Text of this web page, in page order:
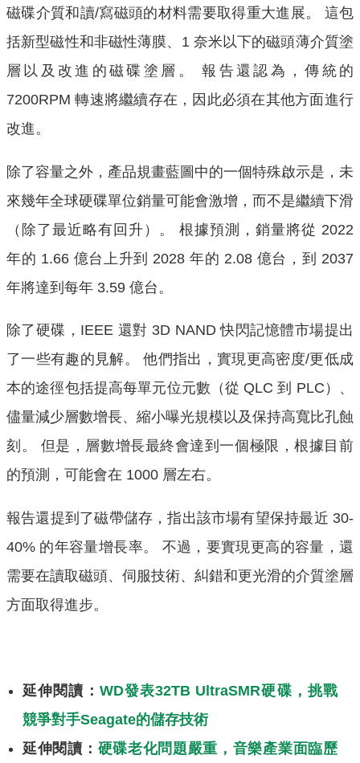
磁碟介質和讀/寫磁頭的材料需要取得重大進展。 這包
括新型磁性和非磁性薄膜、1 奈米以下的磁頭薄介質塗
層以及改進的磁碟塗層。 報告還認為，傳統的
7200RPM 轉速將繼續存在，因此必須在其他方面進行
改進。
除了容量之外，產品規畫藍圖中的一個特殊啟示是，未
來幾年全球硬碟單位銷量可能會激增，而不是繼續下滑
（除了最近略有回升）。 根據預測，銷量將從 2022
年的 1.66 億台上升到 2028 年的 2.08 億台，到 2037
年將達到每年 3.59 億台。
除了硬碟，IEEE 還對 3D NAND 快閃記憶體市場提出
了一些有趣的見解。 他們指出，實現更高密度/更低成
本的途徑包括提高每單元位元數（從 QLC 到 PLC）、
儘量減少層數增長、縮小曝光規模以及保持高寬比孔蝕
刻。 但是，層數增長最終會達到一個極限，根據目前
的預測，可能會在 1000 層左右。
報告還提到了磁帶儲存，指出該市場有望保持最近 30-
40% 的年容量增長率。 不過，要實現更高的容量，還
需要在讀取磁頭、伺服技術、糾錯和更光滑的介質塗層
方面取得進步。
延伸閱讀： WD發表32TB UltraSMR硬碟，挑戰
競爭對手Seagate的儲存技術
延伸閱讀： 硬碟老化問題嚴重，音樂產業面臨歷